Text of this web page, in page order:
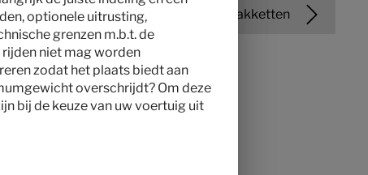
Edities en pakketten
optionele uitrusting,
grenzen m.b.t. de
niet mag worden
zodat het plaats biedt aan
overschrijdt? Om deze
bij de keuze van uw voertuig uit